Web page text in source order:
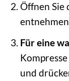
Öffnen Sie
Für eine
und